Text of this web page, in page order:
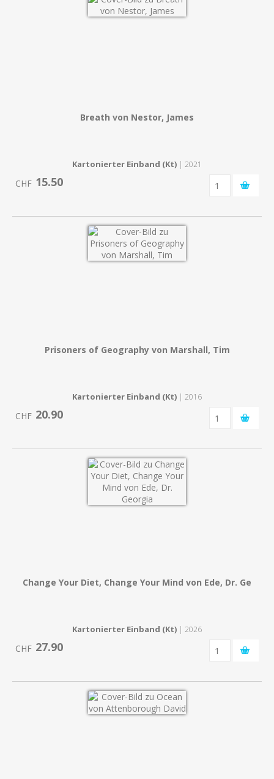
Breath von Nestor, James
Kartonierter Einband (Kt) | 2021
CHF 15.50
Prisoners of Geography von Marshall, Tim
Kartonierter Einband (Kt) | 2016
CHF 20.90
Change Your Diet, Change Your Mind von Ede, Dr. Ge
Kartonierter Einband (Kt) | 2026
CHF 27.90